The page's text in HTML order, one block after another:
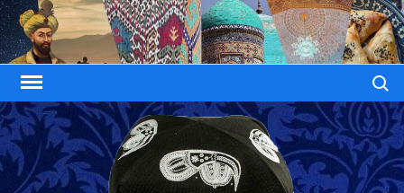
Skip
to
content